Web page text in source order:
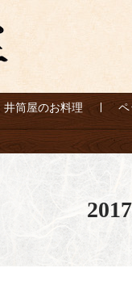
井筒屋のお料理 ペ